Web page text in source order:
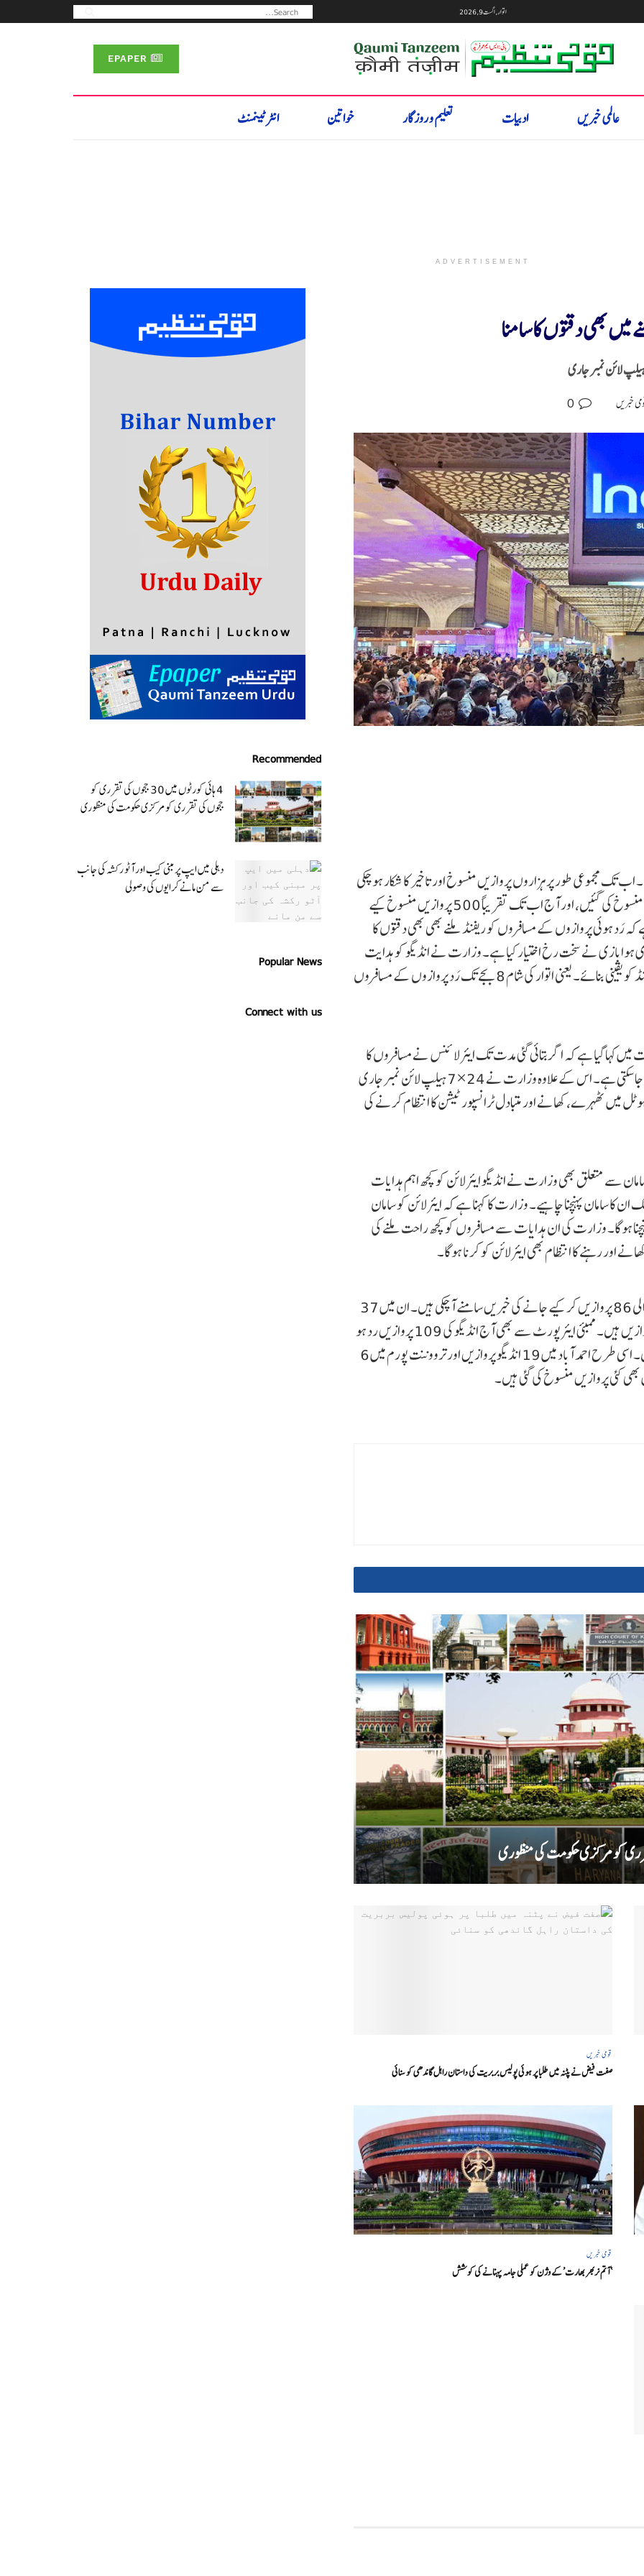
اتوار, اگست 9, 2026
عالمی خبریں ادبیات تعلیم و روزگار خواتین انٹرٹینمنٹ
ADVERTISEMENT
بھی دقتوں کا سامنا
لائن نمبر جاری
خبریں
زد میں ہے۔ اب تک مجموعی طور پر ہزاروں پروازیں منسوخ اور تاخیر کا شکار ہو چکی
ہیں۔ صرف 5 دسمبر کو ہی انڈیگو کی تقریباً ایک ہزار پروازیں منسوخ کی گئیں، اور آج اب تک تقریباً 500 پروازیں منسوخ کیے
ہوئی پروازوں کے مسافروں کو ریفنڈ ملنے بھی بھی دقتوں کا
نے سخت رخ اختیار کیا ہے۔ وزارت نے انڈیگو کو ہدایت
دی ہے کہ وہ کل (7 دسمبر) شام 8 بجے تک سبھی زیر التوا ریفنڈ کو یقینی بنائے۔ یعنی اتوار کی شام 8 بجے تک رَد پروازوں کے مسافروں
کہا گیا ہے کہ اگر بتائی گئی مدت تک ایئرلائنس نے مسافروں کا
ریفنڈ نہیں کیا، تو آگے کی جانچ اور سزا سے متعلق کارروائی کی جا سکتی ہے۔ اس کے علاوہ وزارت نے 24×7 ہیلپ لائن نمبر جاری
میں ٹھہرے، کھانے اور متبادل ٹرانسپورٹیشن کا انتظام کرنے کی
سے متعلق بھی وزارت نے انڈیگو ایئرلائن کو کچھ اہم ہدایات
کہ 48 گھنٹوں میں کسٹمر تک ان کا سامان پہنچنا چاہیے۔ وزارت کا کہنا ہے کہ ایئرلائن کو سامان
ہوگا۔ وزارت کی ان ہدایات سے مسافروں کو کچھ راحت ملنے کی
رہنے کا انتظام بھی ایئرلائن کو کرنا ہوگا۔
قابل ذکر ہے کہ ہفتہ کی دوپہر تک دہلی سے جانے اور آنے والی 86 پروازیں کر کیے جانے کی خبریں سامنے آ چکی ہیں۔ ان میں 37
دہلی سے روانہ ہونے والی اور 49 دہلی آنے والی انڈیگو کی پروازیں ہیں۔ ممبئی ایئرپورٹ سے بھی آج انڈیگو کی 109 پروازیں رد ہو
گئیں، جن میں 51 آنے والی اور 58 جانے والی پروازیں ہیں۔ اسی طرح احمد آباد میں 19 انڈیگو پروازیں اور ترووننت پورم میں 6
بھی کئی پروازیں منسوخ کی گئی ہیں۔
قومی خبریں
صفت فیض نے پٹنہ میں طلبا پر ہوئی پولیس بربریت کی داستان راہل گاندھی کو سنائی
قومی خبریں
‘ آتم نربھر بھارت’ کے وژن کو عملی جامہ پہنانے کی کوشش
Recommended
4 ہائی کورٹوں میں 30 ججوں کی تقرری کو
ججوں کی تقرری کو مرکزی حکومت کی منظوری
دہلی میں ایپ پر مبنی کیب اور آٹو رکشہ کی جانب
سے من مانے کرایوں کی وصولی
Popular News
Connect with us